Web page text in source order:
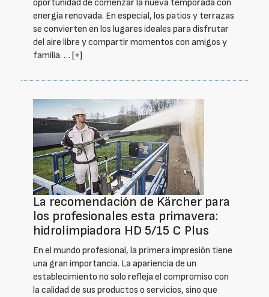
oportunidad de comenzar la nueva temporada con
energía renovada. En especial, los patios y terrazas
se convierten en los lugares ideales para disfrutar
del aire libre y compartir momentos con amigos y
familia. … [+]
La recomendación de Kärcher para
los profesionales esta primavera:
hidrolimpiadora HD 5/15 C Plus
En el mundo profesional, la primera impresión tiene
una gran importancia. La apariencia de un
establecimiento no solo refleja el compromiso con
la calidad de sus productos o servicios, sino que